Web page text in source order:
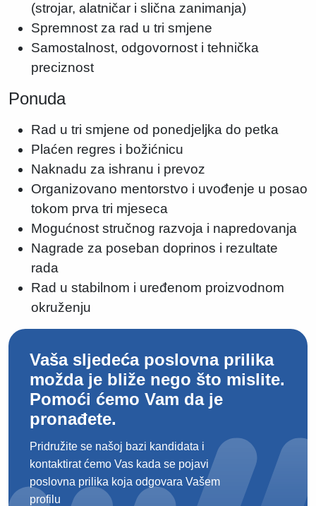
(strojar, alatničar i slična zanimanja)
Spremnost za rad u tri smjene
Samostalnost, odgovornost i tehnička
preciznost
Ponuda
Rad u tri smjene od ponedjeljka do petka
Plaćen regres i božićnicu
Naknadu za ishranu i prevoz
Organizovano mentorstvo i uvođenje u posao
tokom prva tri mjeseca
Mogućnost stručnog razvoja i napredovanja
Nagrade za poseban doprinos i rezultate
rada
Rad u stabilnom i uređenom proizvodnom
okruženju
Vaša sljedeća poslovna prilika
možda je bliže nego što mislite.
Pomoći ćemo Vam da je
pronađete.
Pridružite se našoj bazi kandidata i
kontaktirat ćemo Vas kada se pojavi
poslovna prilika koja odgovara Vašem
profilu